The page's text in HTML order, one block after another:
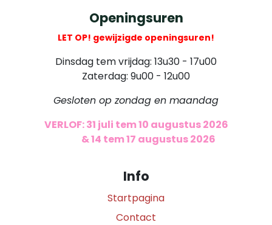
Openingsuren
LET OP! gewijzigde openingsuren!
Dinsdag tem vrijdag: 13u30 - 17u00
Zaterdag: 9u00 - 12u00
Gesloten op zondag en maandag
VERLOF: 31 juli tem 10 augustus 2026
& 14 tem 17 augustus 2026
Info
Startpagina
Contact